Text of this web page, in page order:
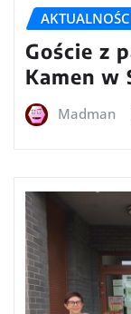
Goście z
Kamen w
Madman